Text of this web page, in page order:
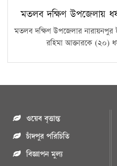
মতলব দক্ষিণ উপজেলায়
মতলব দক্ষিণ উপজেলার নারায়নপুর
রহিমা আক্তারকে (২০)
ওয়েব বৃত্তান্ত
চাঁদপুর পরিচিতি
বিজ্ঞাপন মুল্য